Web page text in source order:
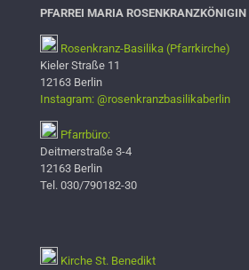
PFARREI MARIA ROSENKRANZKÖNIGIN
Rosenkranz-Basilika (Pfarrkirche)
Kieler Straße 11
12163 Berlin
Instagram: @rosenkranzbasilikaberlin
Pfarrbüro:
Deitmerstraße 3-4
12163 Berlin
Tel. 030/790182-30
Kirche St. Benedikt